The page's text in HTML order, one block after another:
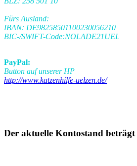
Fürs Ausland:
IBAN: DE98258501100230056210
BIC-/SWIFT-Code:NOLADE21UEL
PayPal:
Button auf unserer HP
http://www.katzenhilfe-uelzen.de/
Der aktuelle Kontostand beträgt